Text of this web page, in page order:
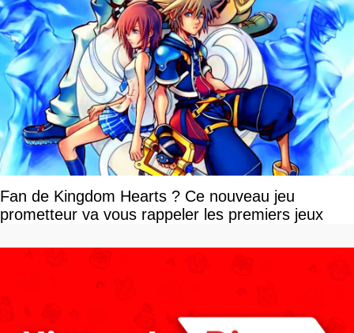
Fan de Kingdom Hearts ? Ce nouveau jeu
prometteur va vous rappeler les premiers jeux